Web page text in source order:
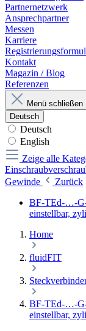
Partnernetzwerk
Ansprechpartner
Messen
Karriere
Kontakt
Magazin / Blog
Referenzen
Menü schließen
Deutsch
Deutsch
English
Zeige alle
Gewinde
Zurück
BF-TEd-…-G-
einstellbar,
Home
fluidFIT
BF-TEd-…-G-
einstellbar,